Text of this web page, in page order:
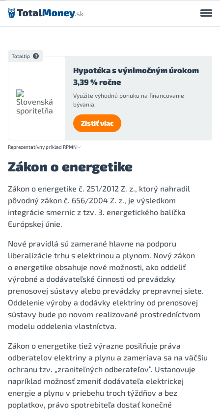
Preskočiť na obsah
Totaltip
Hypotéka s výnimočným úrokom
3,39 % ročne
Využite výhodnú ponuku na financovanie
bývania.
Zistiť viac
Reprezentatívny príklad RPMN
Zákon o energetike
Zákon o energetike č. 251/2012 Z. z., ktorý nahradil
pôvodný zákon č. 656/2004 Z. z., je výsledkom
integrácie smerníc z tzv. 3. energetického balíčka
Európskej únie.
Nové pravidlá sú zamerané hlavne na podporu
liberalizácie trhu s elektrinou a plynom. Nový zákon
o energetike obsahuje nové možnosti, ako oddeliť
výrobné a dodávateľské činnosti od prevádzky
prenosovej sústavy alebo prevádzky prepravnej siete.
Oddelenie výroby a dodávky elektriny od prenosovej
sústavy bude po novom realizované prostredníctvom
modelu oddelenia vlastníctva.
Zákon o energetike tiež výrazne posilňuje práva
odberateľov elektriny a plynu a zameriava sa na väčšiu
ochranu tzv. „zraniteľných odberateľov“. Ustanovuje
napríklad možnosť zmeniť dodávateľa elektrickej
energie a plynu v priebehu troch týždňov a bez
poplatkov, právo spotrebiteľa dostať konečné